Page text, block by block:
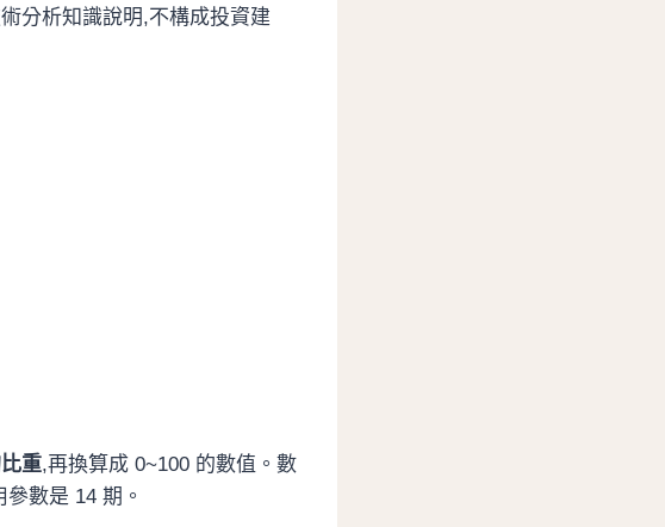
分析知識說明,不構成投資建
重,再換算成 0~100 的數值。數
數是 14 期。